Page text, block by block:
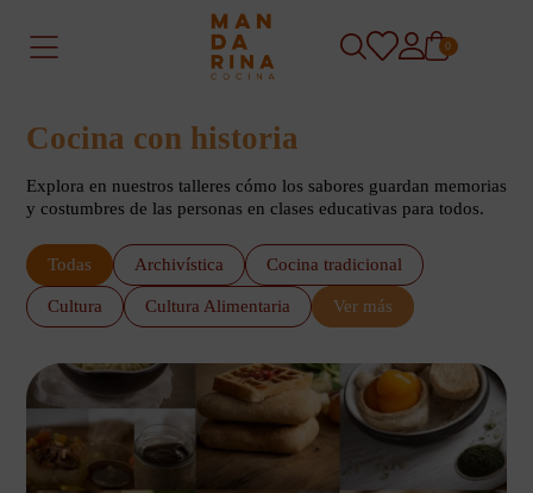
0
Cocina con historia
Explora en nuestros talleres cómo los sabores guardan memorias
y costumbres de las personas en clases educativas para todos.
Todas Archivística Cocina tradicional
Cultura Cultura Alimentaria Ver más